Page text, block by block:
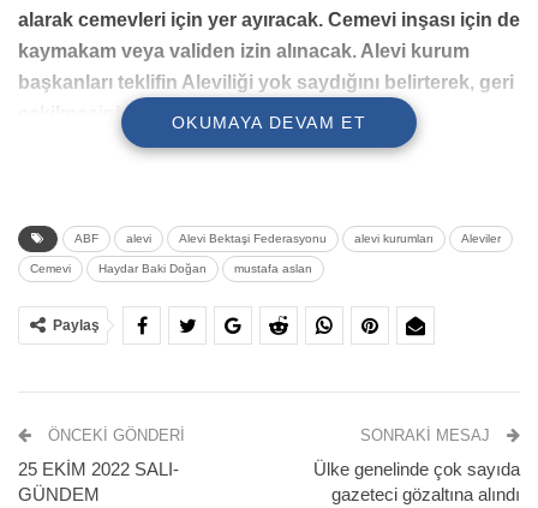
alarak cemevleri için yer ayıracak. Cemevi inşası için de
kaymakam veya validen izin alınacak. Alevi kurum
başkanları teklifin Aleviliği yok saydığını belirterek, geri
çekilmesini istediler.
aldığı torba kanun teklifinin ilk8 maddesi kabul edildi.
AKP ve MHP’li milletvekillerinin oylarıyla kabul edilen
teklifin 8’inci maddesine göre; belediyeler, imar planlarken
bölgenin şartları ve ihtiyaçlarını göz önüne alarak
ALEVİ KURUM BAŞKANLARI: ALEVİLERİ YOK
SAYMA TEKLİFİDİR
OKUMAYA DEVAM ET
ABF alevi Alevi Bektaşi Federasyonu alevi kurumları Aleviler
Cemevi Haydar Baki Doğan mustafa aslan
Paylaş
ÖNCEKI GÖNDERI
25 EKİM 2022 SALI-
GÜNDEM
SONRAKI MESAJ
Ülke genelinde çok sayıda
gazeteci gözaltına alındı